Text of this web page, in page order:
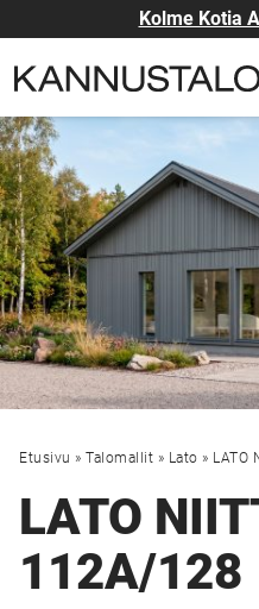
Kolme Kotia
Etusivu » Talomallit » Lato » LATO
LATO
112A/128